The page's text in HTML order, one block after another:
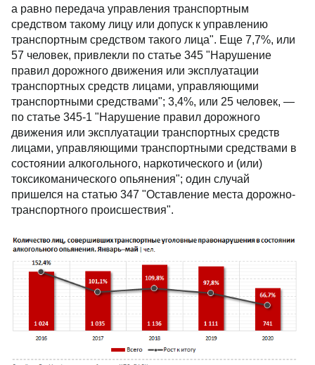
а равно передача управления транспортным
средством такому лицу или допуск к управлению
транспортным средством такого лица". Еще 7,7%, или
57 человек, привлекли по статье 345 "Нарушение
правил дорожного движения или эксплуатации
транспортных средств лицами, управляющими
транспортными средствами"; 3,4%, или 25 человек, —
по статье 345-1 "Нарушение правил дорожного
движения или эксплуатации транспортных средств
лицами, управляющими транспортными средствами в
состоянии алкогольного, наркотического и (или)
токсикоманического опьянения"; один случай
пришелся на статью 347 "Оставление места дорожно-
транспортного происшествия".